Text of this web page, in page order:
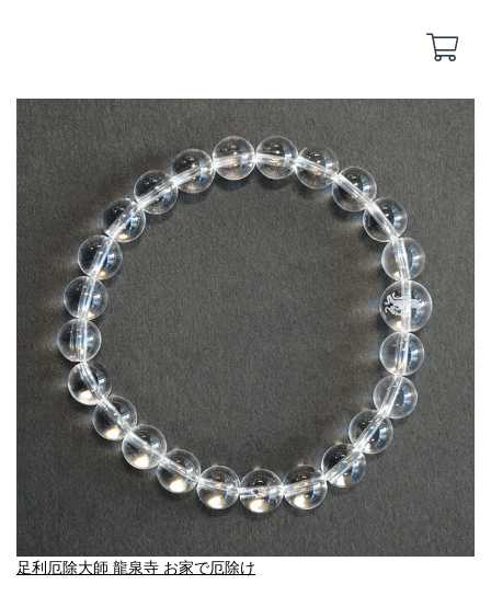
yakuyoke remote-yakuyoke
足利厄除大師 龍泉寺 お家で厄除け